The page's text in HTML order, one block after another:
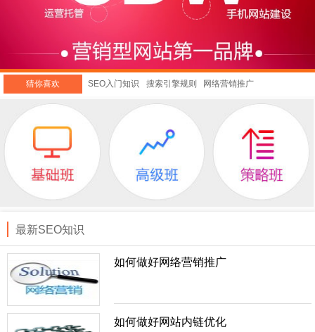
猜你喜欢 SEO入门知识 搜索引擎规则 网络营销推广
最新SEO知识
如何做好网络营销推广
如何做好网站内链优化